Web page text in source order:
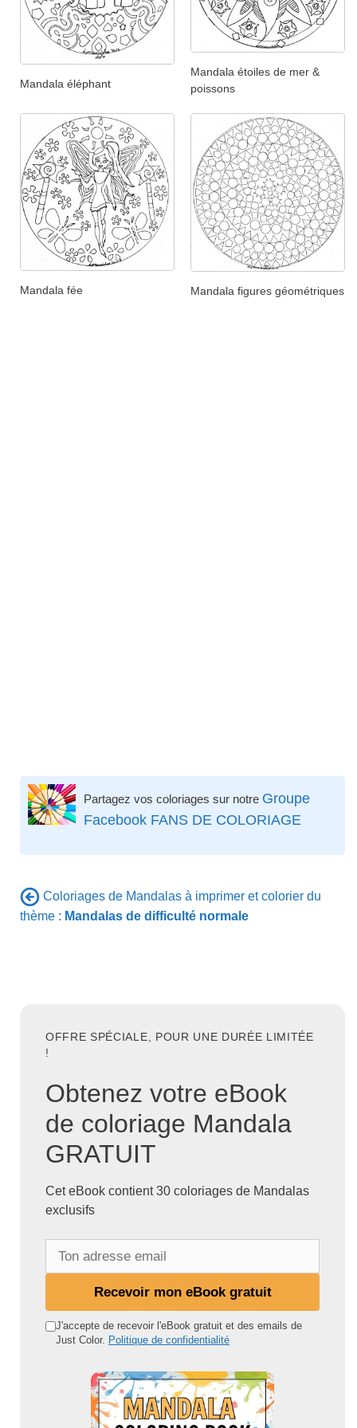
Mandala éléphant
Mandala étoiles de mer &
poissons
Mandala fée Mandala figures géométriques
Partagez vos coloriages sur notre Groupe
Facebook FANS DE COLORIAGE
Coloriages de Mandalas à imprimer et colorier du
thème : Mandalas de difficulté normale
OFFRE SPÉCIALE, POUR UNE DURÉE LIMITÉE
!
Obtenez votre eBook
de coloriage Mandala
GRATUIT
Cet eBook contient 30 coloriages de Mandalas
exclusifs
d
Recevoir mon eBook gratuit
J'accepte de recevoir l'eBook gratuit et des emails de
Just Color. Politique de confidentialité